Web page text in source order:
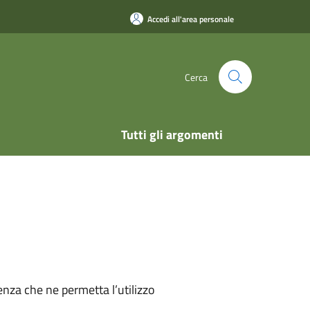
Accedi all'area personale
Cerca
Tutti gli argomenti
che ne permetta l’utilizzo